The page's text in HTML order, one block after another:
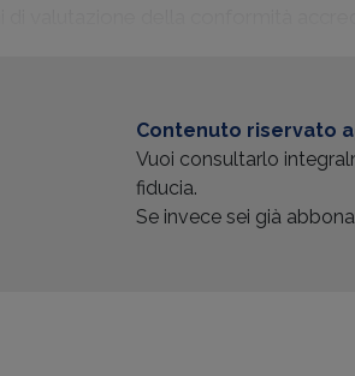
Contenuto riservato
Vuoi consultarlo
fiducia.
Se invece sei già